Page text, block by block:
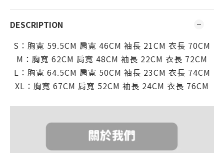
DESCRIPTION
S： 胸寬 59.5CM 肩寬 46CM 袖長 21CM 衣長 70CM
M： 胸寬 62CM 肩寬 48CM 袖長 22CM 衣長 72CM
L： 胸寬 64.5CM 肩寬 50CM 袖長 23CM 衣長 74CM
XL： 胸寬 67CM 肩寬 52CM 袖長 24CM 衣長 76CM